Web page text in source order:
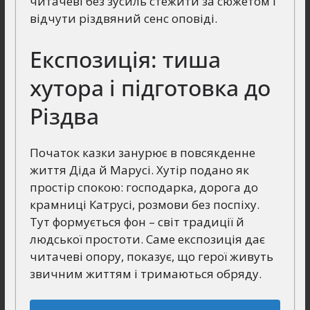
відчути різдвяний сенс оповіді.
Експозиція: тиша
хутора і підготовка до
Різдва
Початок казки занурює в повсякденне
життя Діда й Марусі. Хутір подано як
простір спокою: господарка, дорога до
крамниці Катрусі, розмови без поспіху.
Тут формується фон – світ традиції й
людської простоти. Саме експозиція дає
читачеві опору, показує, що герої живуть
звичним життям і тримаються обряду.